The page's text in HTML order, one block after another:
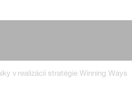
v realizácii stratégie Winning Ways